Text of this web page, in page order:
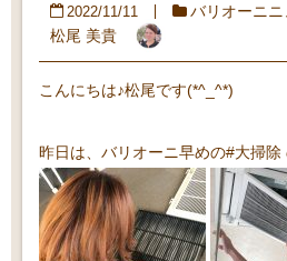
2022/11/11
バリオーニニ
松尾 美貴
こんにちは♪松尾です(*^_^*)
昨日は、バリオーニ早めの#大掃除